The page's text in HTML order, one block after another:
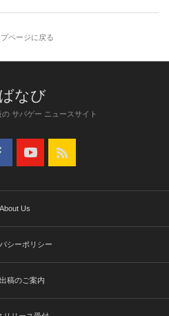
プページに戻る
サバゲー ニュースサイト
About Us
シーポリシー
稿のご案内